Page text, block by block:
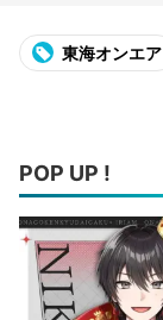
東海オンエア
POP UP !